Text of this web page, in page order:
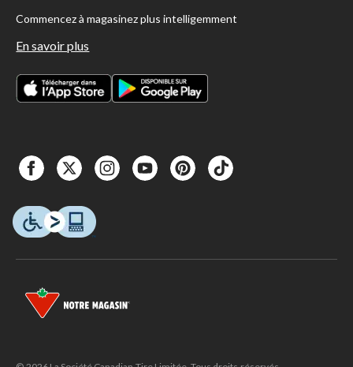
Commencez à magasinez plus intelligemment
En savoir plus